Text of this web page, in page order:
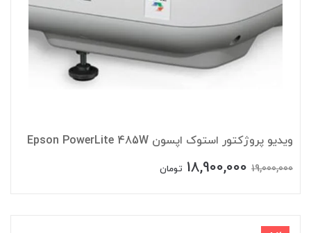
ویدیو پروژکتور استوک اپسون Epson PowerLite 485W
19,000,000
18,900,000 تومان